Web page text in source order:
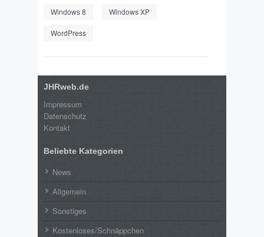
Windows 8 Windows XP
WordPress
JHRweb.de
Impressum
Datenschutz
Kontakt
Beliebte Kategorien
News
Allgemein
Sonstiges
Kostenloses/Schnäppchen